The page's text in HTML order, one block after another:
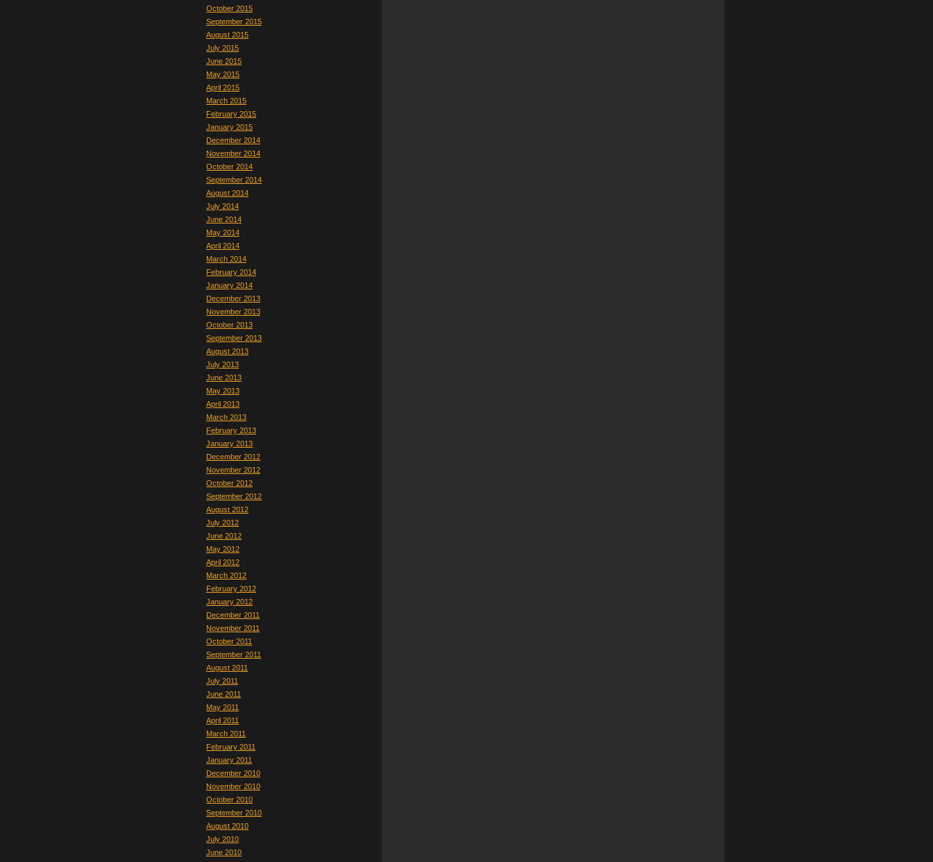
October 2015
September 2015
August 2015
July 2015
June 2015
May 2015
April 2015
March 2015
February 2015
January 2015
December 2014
November 2014
October 2014
September 2014
August 2014
July 2014
June 2014
May 2014
April 2014
March 2014
February 2014
January 2014
December 2013
November 2013
October 2013
September 2013
August 2013
July 2013
June 2013
May 2013
April 2013
March 2013
February 2013
January 2013
December 2012
November 2012
October 2012
September 2012
August 2012
July 2012
June 2012
May 2012
April 2012
March 2012
February 2012
January 2012
December 2011
November 2011
October 2011
September 2011
August 2011
July 2011
June 2011
May 2011
April 2011
March 2011
February 2011
January 2011
December 2010
November 2010
October 2010
September 2010
August 2010
July 2010
June 2010